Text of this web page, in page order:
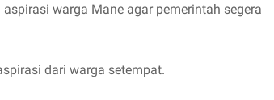
warga Mane agar pemerintah segera
dari warga setempat.